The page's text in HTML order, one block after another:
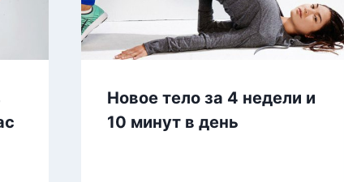
Новое тело за 4 недели и
10 минут в день